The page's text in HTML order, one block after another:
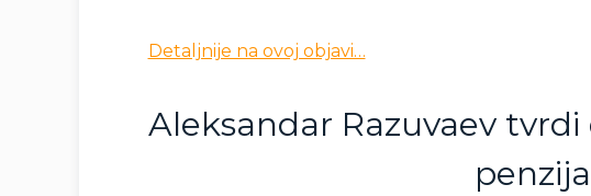
Detaljnije na ovoj objavi…
Aleksandar Razuvaev